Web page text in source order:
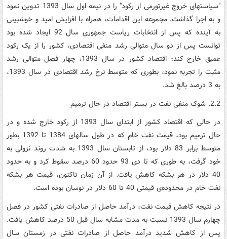
"سیاست­های خروج غیرتورمی از رکود" را در نیمه اول سال 1393 تدوین نمود
و به اجرا گذاشت. مجموعه این اقدامات، همراه با افزایش امید و خوش­بینی
به آینده که پس از انتخابات ریاست جمهوری سال 92 ایجاد شده بود
توانست پس از دو سال متوالی رشد منفی اقتصادی، کشور را از یک رکود
عمیق خارج کند؛ اقتصاد کشور در سال 1393، چهار فصل متوالی رشد
مثبت را تجربه نمود، بطوری که متوسط نرخ رشد اقتصادی در سال 1393،
به 3 درصد بالغ شد.
2.2. شوک منفی نفت در بستر اقتصاد در حال ترمیم
در حالی که اقتصاد کشور از ابتدای سال 1393 از رکود خارج شده و در
حال ترمیم بود، قیمت نفت خام که در طول سال­های 1384 تا 1392 بطور
متوسط برابر 83 دلار بود، از تابستان سال 1393 به شدت روند نزولی به
خود گرفت، به طوری که تا دی 93 حدود 60 درصد سقوط کرد و به حدود
40 دلار در هر بشکه کاهش یافت. از آن زمان تاکنون، قیمت هر بشکه
نفت خام در محدوده‌ی قیمتی 40 تا 60 دلار در نوسان بوده است.
در نتیجه کاهش قیمت نفت، درآمد حاصل از صادرات نفتی کشور در فصل
چهارم سال 1393 نسبت به مدت مشابه سال قبل 50 درصد کاهش یافت.
پس از کاهش شدید درآمد حاصل از صادرات نفتی در زمستان سال